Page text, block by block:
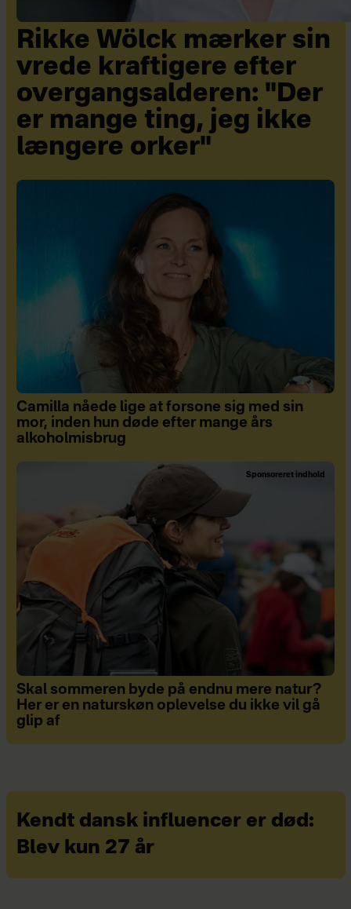
Rikke Wölck mærker sin
vrede kraftigere efter
overgangsalderen: "Der
er mange ting, jeg ikke
længere orker"
Camilla nåede lige at forsone sig med sin
mor, inden hun døde efter mange års
alkoholmisbrug
Sponsoreret indhold
Skal sommeren byde på endnu mere natur?
Her er en naturskøn oplevelse du ikke vil gå
glip af
Kendt dansk influencer er død:
Blev kun 27 år